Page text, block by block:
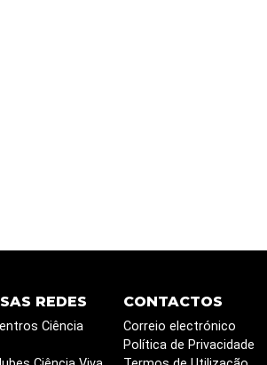
REDES
Ciência
CONTACTOS
Correio electrónico
Política de Privacidade